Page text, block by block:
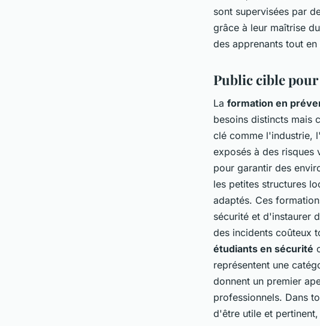
sont supervisées par
grâce à leur maîtrise
des apprenants tout
Public cible
La formation en
besoins distincts mais
clé comme l'industrie,
exposés à des risques
pour garantir des
les petites structures
adaptés. Ces
sécurité et d'instaurer
des incidents coûteux
étudiants en sécurité
représentent une
donnent un premier
professionnels. Dans
d'être utile et